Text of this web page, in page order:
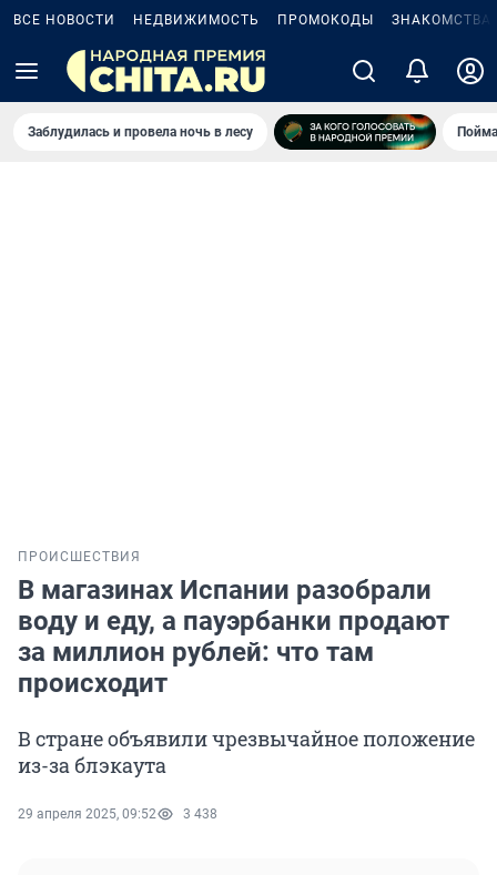
ВСЕ НОВОСТИ НЕДВИЖИМОСТЬ ПРОМОКОДЫ ЗНАКОМСТВА
Заблудилась и провела ночь в лесу
ПРОИСШЕСТВИЯ
В магазинах Испании разобрали
воду и еду, а пауэрбанки продают
за миллион рублей: что там
происходит
В стране объявили чрезвычайное положение
из-за блэкаута
29 апреля 2025, 09:52 3 438